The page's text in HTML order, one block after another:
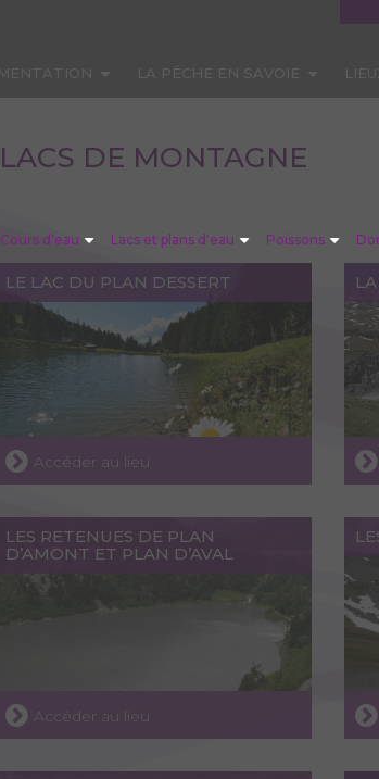
LACS DE MONTAGNE
Cours d'eau Lacs et plans d'eau Poissons
LE LAC DU PLAN DESSERT
Accéder au lieu
LES RETENUES DE PLAN
D’AMONT ET PLAN D’AVAL
Accéder au lieu